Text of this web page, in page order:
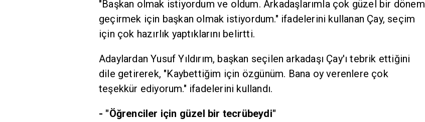
"Başkan olmak istiyordum ve oldum. Arkadaşlarımla çok güzel bir dönem
geçirmek için başkan olmak istiyordum." ifadelerini kullanan Çay, seçim
için çok hazırlık yaptıklarını belirtti.
Adaylardan Yusuf Yıldırım, başkan seçilen arkadaşı Çay'ı tebrik ettiğini
dile getirerek, "Kaybettiğim için özgünüm. Bana oy verenlere çok
teşekkür ediyorum." ifadelerini kullandı.
- "Öğrenciler için güzel bir tecrübeydi"